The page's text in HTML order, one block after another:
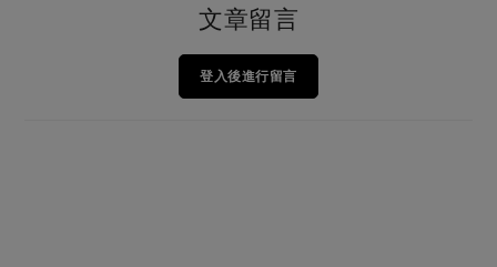
文章留言
登入後進行留言